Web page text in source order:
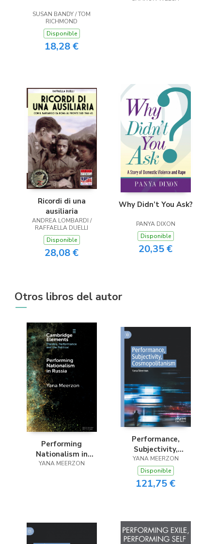
SUSAN BANDY / TOM
RICHMOND
Disponible
18,28 €
Ricordi di una
ausiliaria
ANDREA LOMBARDI /
RAFFAELLA DUELLI
Disponible
28,08 €
Why Didn’t You Ask?
PANYA DIXON
Disponible
20,35 €
Otros libros del autor
Performing
Nationalism in
Russia
YANA MEERZON
Performance,
Subjectivity,
Cosmopolitanism
YANA MEERZON
Disponible
121,75 €